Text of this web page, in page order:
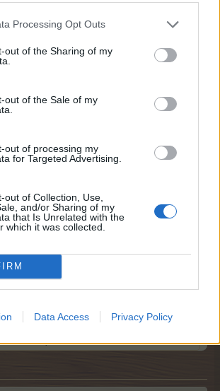
Processing Opt Outs
out of the Sharing of my
out of the Sale of my
out of processing my
for Targeted Advertising.
out of Collection, Use,
and/or Sharing of my
that Is Unrelated with the
which it was collected.
Data Access Privacy Policy
дали смятам правилно, ако не -
цвете и 1 360 лещи.
4 телескопа. Това прави 4 280
цвете и 272 лещи.
предават още растения, лещи или
Сметките на муши са верни. За
трябват 32 телескопа. Всяко последно
иBamzeхаресват това.